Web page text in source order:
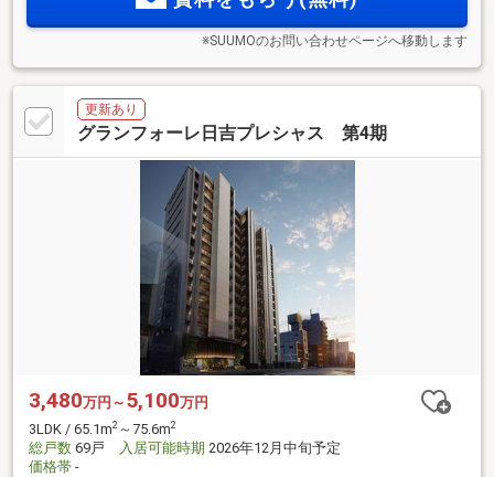
※SUUMOのお問い合わせページへ移動します
更新あり
グランフォーレ日吉プレシャス 第4期
3,480万円～ 5,100万円
3LDK / 65.1m2 ～75.6m2
総戸数 69戸 入居可能時期 2026年12月中旬予定
価格帯 -